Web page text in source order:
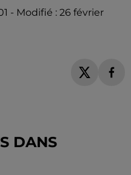
- Modifié : 26 février
DANS